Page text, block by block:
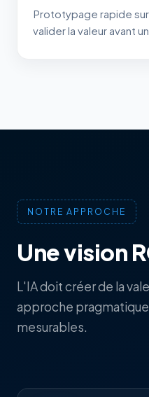
Prototypage rapide
valider la valeur avant
NOTRE APPROCHE
Une vision
L'IA doit créer de la
approche
mesurables.